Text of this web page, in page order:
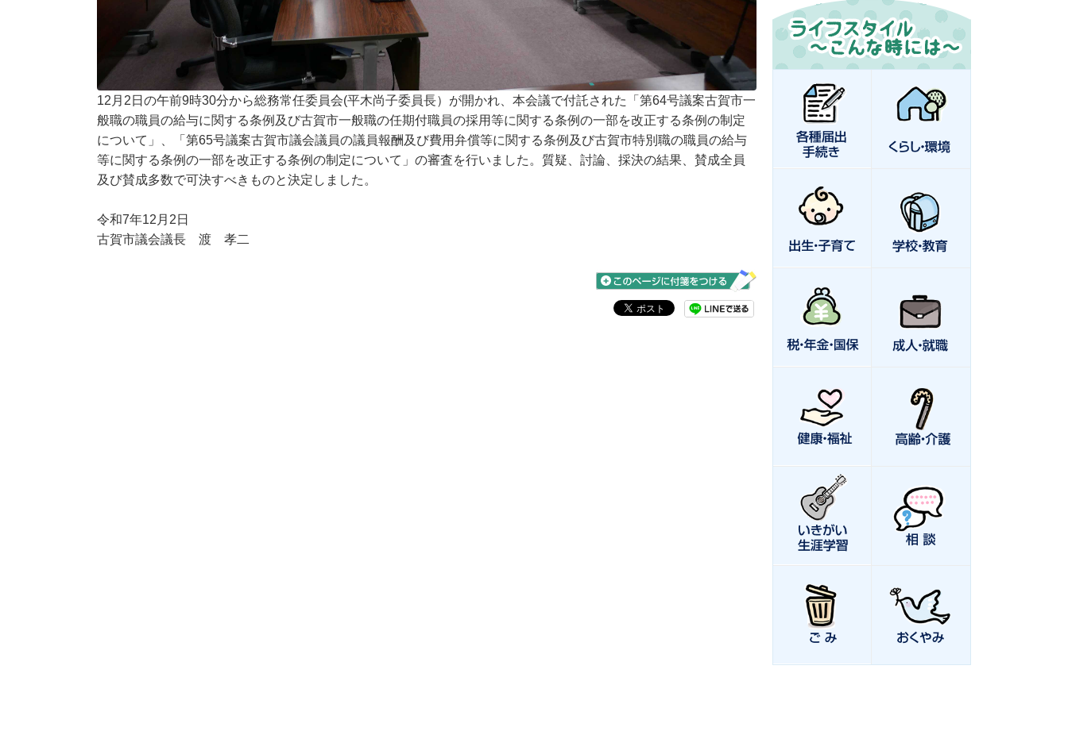
12月2日の午前9時30分から総務常任委員会(平木尚子委員長）が開かれ、本会議で付託された「第64号議案古賀市一
般職の職員の給与に関する条例及び古賀市一般職の任期付職員の採用等に関する条例の一部を改正する条例の制定
について」、「第65号議案古賀市議会議員の議員報酬及び費用弁償等に関する条例及び古賀市特別職の職員の給与
等に関する条例の一部を改正する条例の制定について」の審査を行いました。質疑、討論、採決の結果、賛成全員
及び賛成多数で可決すべきものと決定しました。
令和7年12月2日
古賀市議会議長 渡 孝二